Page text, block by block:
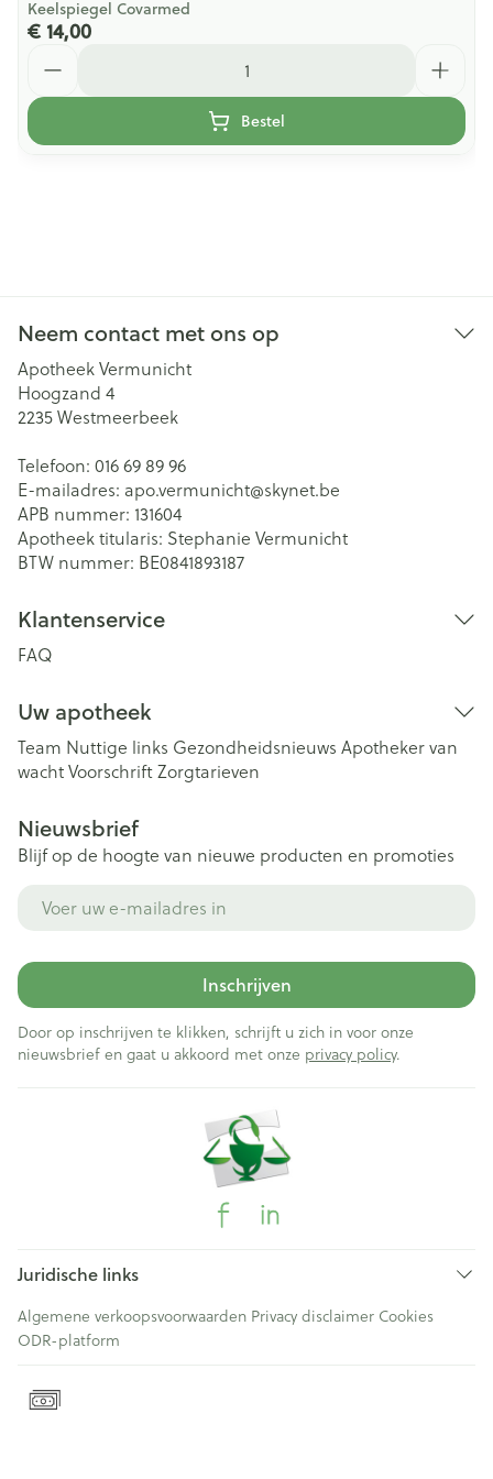
Keelspiegel Covarmed
€ 14,00
Bestel
Neem contact met ons op
Apotheek Vermunicht
Hoogzand 4
2235Westmeerbeek
Telefoon: 016 69 89 96
E-mailadres: apo.vermunicht@skynet.be
APB nummer: 131604
Apotheek titularis: Stephanie Vermunicht
BTW nummer: BE0841893187
Klantenservice
FAQ
Uw apotheek
Team Nuttige links Gezondheidsnieuws Apotheker van
wachtVoorschriftZorgtarieven
Nieuwsbrief
Blijf op de hoogte van nieuwe producten en promoties
Inschrijven
Door op inschrijven te klikken, schrijft u zich in voor onze
nieuwsbrief en gaat u akkoord met onze privacy policy.
Juridische links
Algemene verkoopsvoorwaarden Privacy disclaimer Cookies
ODR-platform